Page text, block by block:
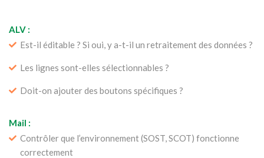
ALV :
Est-il éditable ? Si oui, y a-t-il un retraitement des données ?
Les lignes sont-elles sélectionnables ?
Doit-on ajouter des boutons spécifiques ?
Mail :
Contrôler que l’environnement (SOST, SCOT) fonctionne
correctement